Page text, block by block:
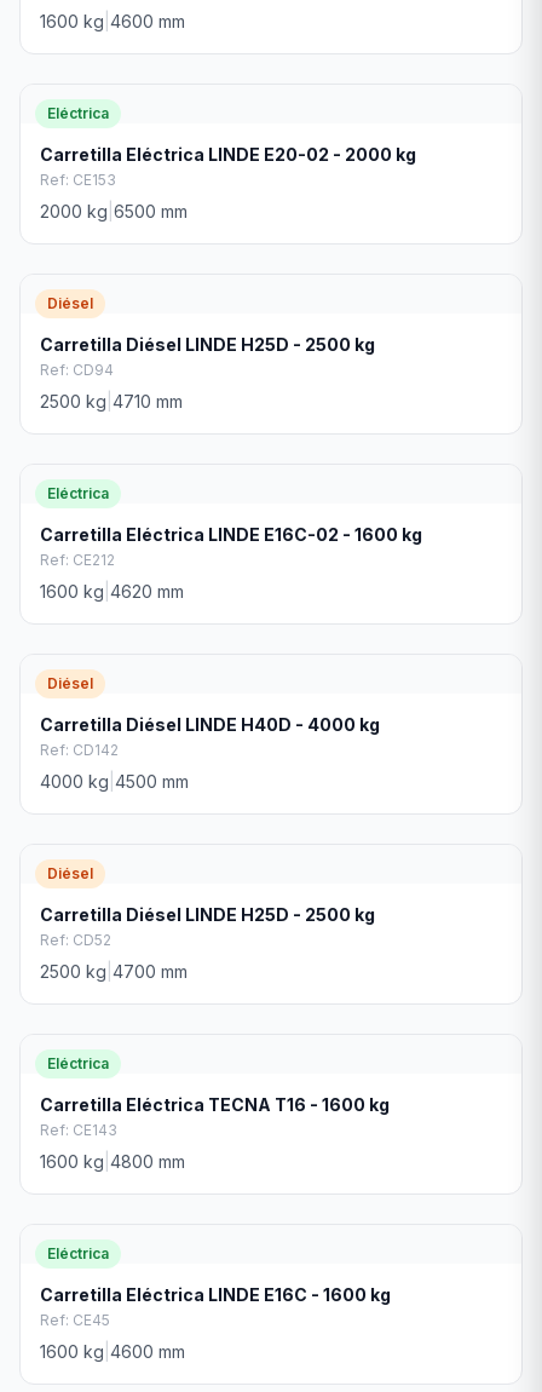
1600 kg 4600 mm
Eléctrica
Carretilla Eléctrica LINDE E20-02 - 2000 kg
Ref: CE153
2000 kg 6500 mm
Diésel
Carretilla Diésel LINDE H25D - 2500 kg
Ref: CD94
2500 kg 4710 mm
Eléctrica
Carretilla Eléctrica LINDE E16C-02 - 1600 kg
Ref: CE212
1600 kg 4620 mm
Diésel
Carretilla Diésel LINDE H40D - 4000 kg
Ref: CD142
4000 kg 4500 mm
Diésel
Carretilla Diésel LINDE H25D - 2500 kg
Ref: CD52
2500 kg 4700 mm
Eléctrica
Carretilla Eléctrica TECNA T16 - 1600 kg
Ref: CE143
1600 kg 4800 mm
Eléctrica
Carretilla Eléctrica LINDE E16C - 1600 kg
Ref: CE45
1600 kg 4600 mm